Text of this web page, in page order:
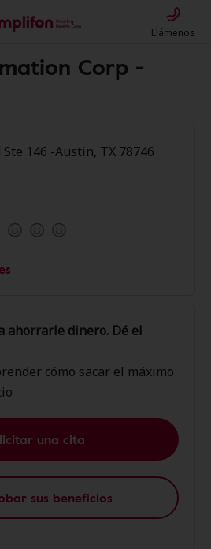
Llámenos
Corp -
Ste 146 -Austin, TX 78746
ahorrarle dinero. Dé el
cómo sacar el máximo
una cita
sus beneficios